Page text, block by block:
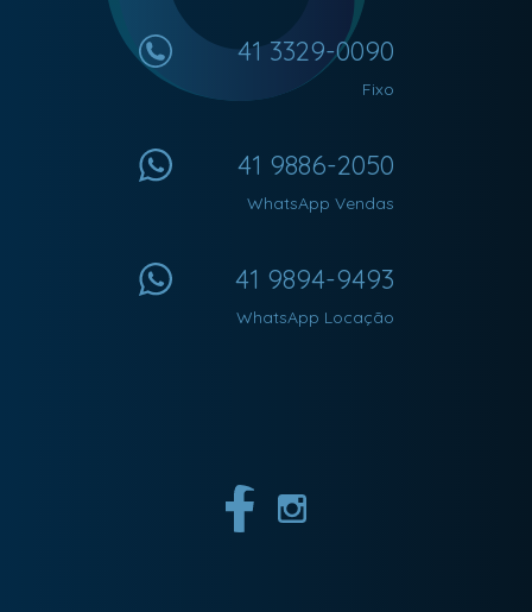
41 3329-0090
Fixo
41 9886-2050
WhatsApp Vendas
41 9894-9493
WhatsApp Locação